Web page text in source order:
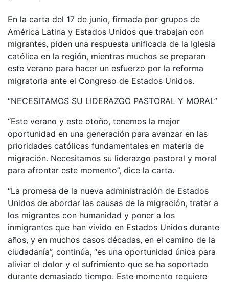
En la carta del 17 de junio, firmada por grupos de
América Latina y Estados Unidos que trabajan con
migrantes, piden una respuesta unificada de la Iglesia
católica en la región, mientras muchos se preparan
este verano para hacer un esfuerzo por la reforma
migratoria ante el Congreso de Estados Unidos.
“NECESITAMOS SU LIDERAZGO PASTORAL Y MORAL”
“Este verano y este otoño, tenemos la mejor
oportunidad en una generación para avanzar en las
prioridades católicas fundamentales en materia de
migración. Necesitamos su liderazgo pastoral y moral
para afrontar este momento”, dice la carta.
“La promesa de la nueva administración de Estados
Unidos de abordar las causas de la migración, tratar a
los migrantes con humanidad y poner a los
inmigrantes que han vivido en Estados Unidos durante
años, y en muchos casos décadas, en el camino de la
ciudadanía”, continúa, “es una oportunidad única para
aliviar el dolor y el sufrimiento que se ha soportado
durante demasiado tiempo. Este momento requiere